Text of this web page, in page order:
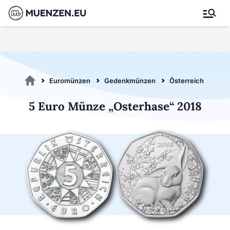
Euromünzen Gedenkmünzen Österreich 2018
5 Euro Münze „Osterhase“ 2018